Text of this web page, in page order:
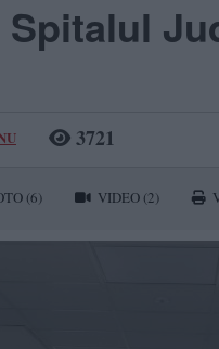
3721
(6) VIDEO (2)